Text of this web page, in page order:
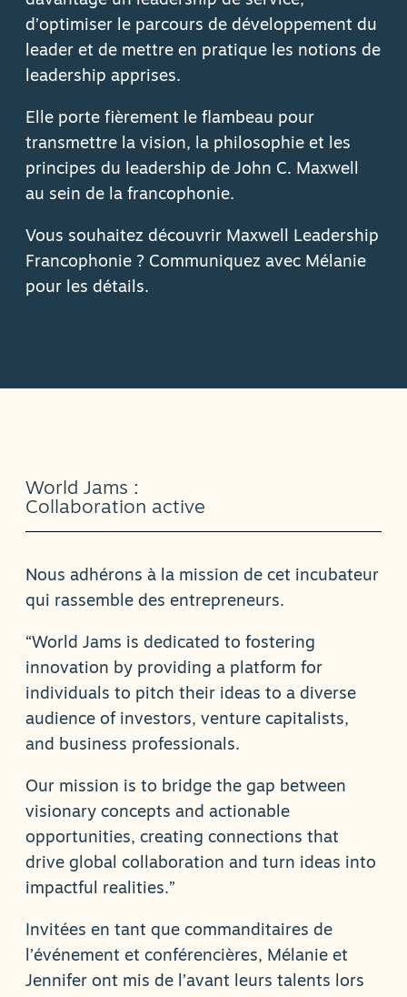
d’optimiser le parcours de développement du
leader et de mettre en pratique les notions de
leadership apprises.
Elle porte fièrement le flambeau pour
transmettre la vision, la philosophie et les
principes du leadership de John C. Maxwell
au sein de la francophonie.
Vous souhaitez découvrir Maxwell Leadership
Francophonie ? Communiquez avec Mélanie
pour les détails.
World Jams :
Collaboration active
Nous adhérons à la mission de cet incubateur
qui rassemble des entrepreneurs.
“World Jams is dedicated to fostering
innovation by providing a platform for
individuals to pitch their ideas to a diverse
audience of investors, venture capitalists,
and business professionals.
Our mission is to bridge the gap between
visionary concepts and actionable
opportunities, creating connections that
drive global collaboration and turn ideas into
impactful realities.”
Invitées en tant que commanditaires de
l’événement et conférencières, Mélanie et
Jennifer ont mis de l’avant leurs talents lors